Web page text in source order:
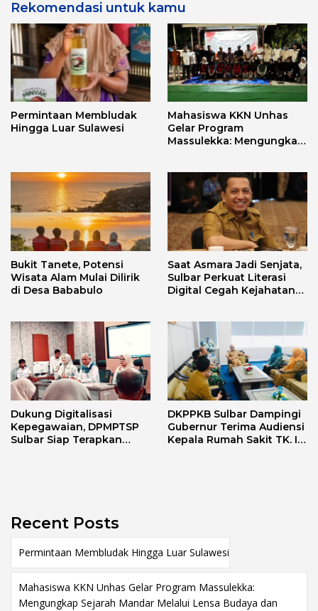
Rekomendasi untuk kamu
Permintaan Membludak
Hingga Luar Sulawesi
Mahasiswa KKN Unhas
Gelar Program
Massulekka: Mengungkap
Bukit Tanete, Potensi
Wisata Alam Mulai Dilirik
di Desa Bababulo
Saat Asmara Jadi Senjata,
Sulbar Perkuat Literasi
Digital Cegah Kejahatan
Dukung Digitalisasi
Kepegawaian, DPMPTSP
Sulbar Siap Terapkan
DKPPKB Sulbar Dampingi
Gubernur Terima Audiensi
Kepala Rumah Sakit TK. III
Recent Posts
Permintaan Membludak Hingga Luar Sulawesi
Mahasiswa KKN Unhas Gelar Program Massulekka:
Mengungkap Sejarah Mandar Melalui Lensa Budaya dan